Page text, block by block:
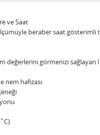
ve Saat
beraber saat
değerlerini görmenizi sağlayan
nem hafızası